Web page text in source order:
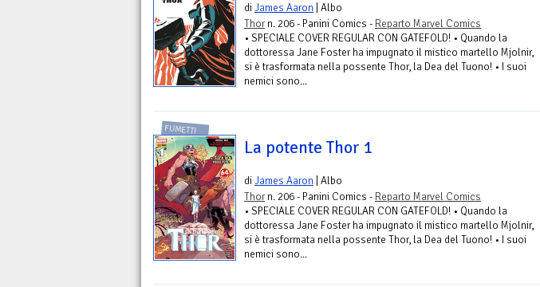
diJames Aaron | Albo
Thorn. 206 - Panini Comics - Reparto Marvel Comics
• SPECIALE COVER REGULAR CON GATEFOLD! • Quando la
dottoressa Jane Foster ha impugnato il mistico martello Mjolnir,
si è trasformata nella possente Thor, la Dea del Tuono! • I suoi
nemici sono...
FUMETTI
La potente Thor 1
diJames Aaron | Albo
Thorn. 206 - Panini Comics - Reparto Marvel Comics
• SPECIALE COVER REGULAR CON GATEFOLD! • Quando la
dottoressa Jane Foster ha impugnato il mistico martello Mjolnir,
si è trasformata nella possente Thor, la Dea del Tuono! • I suoi
nemici sono...